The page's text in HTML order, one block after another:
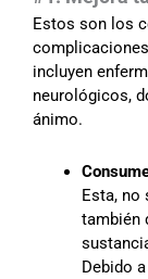
Estos son los
incluyen
neurológicos,
ánimo.
Esta,
también
Debido